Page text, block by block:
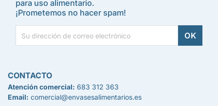
para uso alimentario.
¡Prometemos no hacer spam!
CONTACTO
Atención comercial: 683 312 363
Email: comercial@envasesalimentarios.es